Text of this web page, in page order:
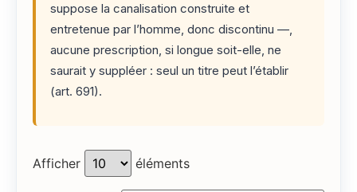
suppose la canalisation construite et
entretenue par l’homme, donc discontinu —,
aucune prescription, si longue soit-elle, ne
saurait y suppléer : seul un titre peut l’établir
(art. 691).
Afficher éléments